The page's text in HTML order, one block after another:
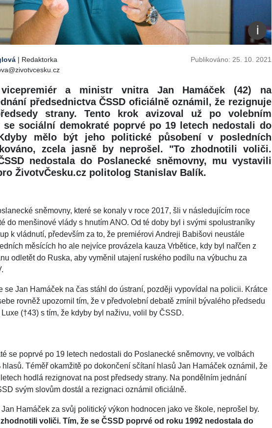
| Redaktorka
Publikováno: 25. 10. 2021
a ministr vnitra Jan Hamáček (42) na
předsednictva ČSSD oficiálně oznámil, že rezignuje
strany. Tento krok avizoval už po volebním
se sociální demokraté poprvé po 19 letech nedostali do
mělo být jeho politické působení v posledních
zcela jasně by neprošel. "To zhodnotili voliči.
nedostala do Poslanecké sněmovny, mu vystavili
ŽivotvČesku.cz politolog Stanislav Balík.
sněmovny, které se konaly v roce 2017, šli v následujícím roce
do menšinové vlády s hnutím ANO. Od té doby byl i svými spolustraníky
k vládnutí, především za to, že premiérovi Andreji Babišovi neustále
měsících ho ale nejvíce provázela kauza Vrbětice, kdy byl nařčen z
odletět do Ruska, aby vyměnil utajení ruského podílu na výbuchu za
se Jan Hamáček na čas stáhl do ústraní, později vypovídal na policii. Krátce
rovněž upozornil tím, že v předvolební debatě zmínil bývalého předsedu
(†43) s tím, že kdyby byl naživu, volil by ČSSD.
se poprvé po 19 letech nedostali do Poslanecké sněmovny, ve volbách
Téměř okamžitě po dokončení sčítaní hlasů Jan Hamáček oznámil, že
hodlá rezignovat na post předsedy strany. Na pondělním jednání
svým slovům dostál a rezignaci oznámil oficiálně.
Hamáček za svůj politický výkon hodnocen jako ve škole, neprošel by.
zhodnotili voliči. Tím, že se ČSSD poprvé od roku 1992 nedostala do